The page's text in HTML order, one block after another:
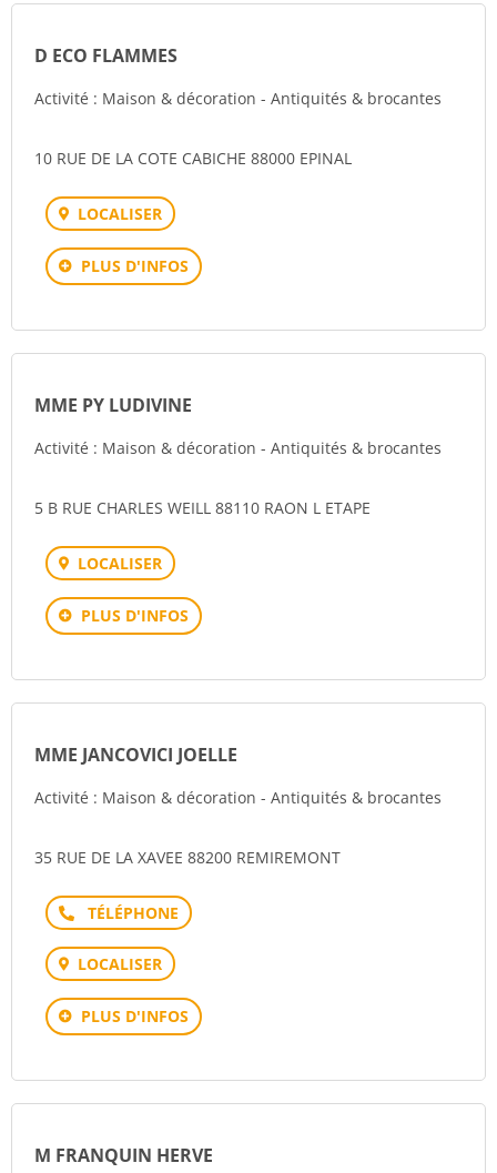
D ECO FLAMMES
Activité : Maison & décoration - Antiquités & brocantes
10 RUE DE LA COTE CABICHE 88000 EPINAL
LOCALISER
PLUS D'INFOS
MME PY LUDIVINE
Activité : Maison & décoration - Antiquités & brocantes
5 B RUE CHARLES WEILL 88110 RAON L ETAPE
LOCALISER
PLUS D'INFOS
MME JANCOVICI JOELLE
Activité : Maison & décoration - Antiquités & brocantes
35 RUE DE LA XAVEE 88200 REMIREMONT
Téléphone
LOCALISER
PLUS D'INFOS
M FRANQUIN HERVE